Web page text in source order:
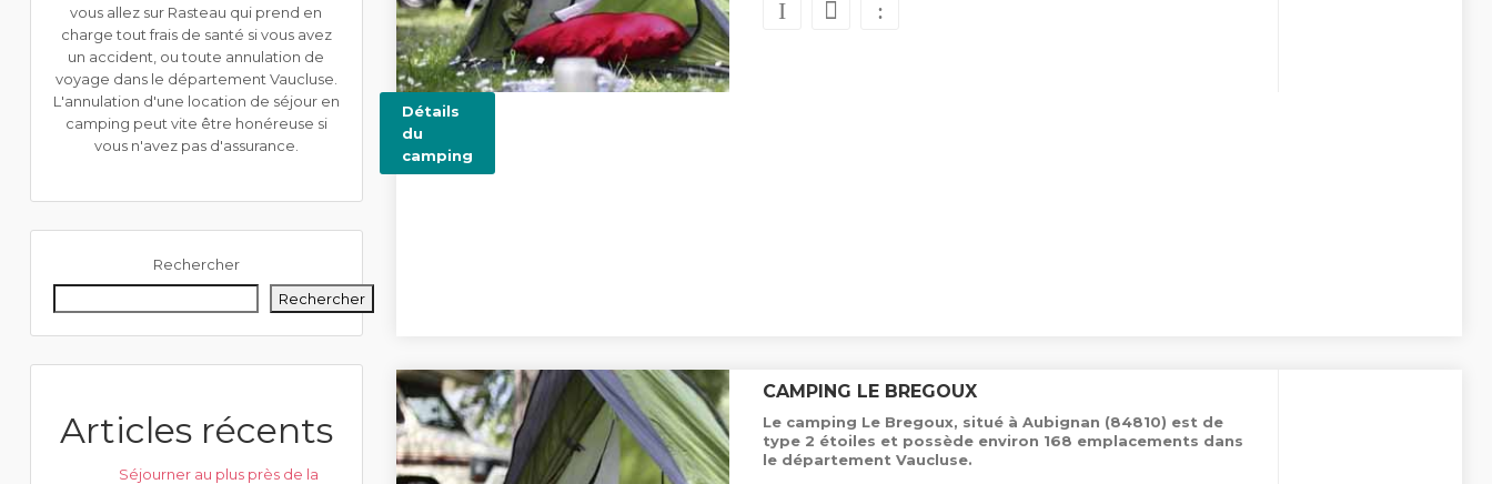
vous allez sur Rasteau qui prend en
charge tout frais de santé si vous avez
un accident, ou toute annulation de
voyage dans le département Vaucluse.
L'annulation d'une location de séjour en
camping peut vite être honéreuse si
vous n'avez pas d'assurance.
Rechercher
Rechercher
Articles récents
Séjourner au plus près de la
Détails
du
camping
CAMPING LE BREGOUX
Le camping Le Bregoux, situé à Aubignan (84810) est de
type 2 étoiles et possède environ 168 emplacements dans
le département Vaucluse.